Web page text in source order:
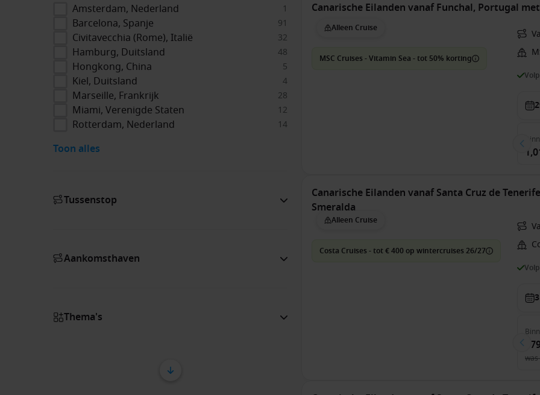
Amsterdam, Nederland 1
Barcelona, Spanje 91
Civitavecchia (Rome), Italië 32
Hamburg, Duitsland 48
Hongkong, China 5
Kiel, Duitsland 4
Marseille, Frankrijk 28
Miami, Verenigde Staten 12
Rotterdam, Nederland 14
Toon alles
Tussenstop
Aankomsthaven
Thema's
Canarische Eilanden vanaf Funchal, Portugal
Alleen Cruise
MSC Cruises - Vitamin Sea - tot 50% korting
Canarische Eilanden vanaf Santa Cruz de
Smeralda
Alleen Cruise
Costa Cruises - tot € 400 op wintercruises 26/27
was